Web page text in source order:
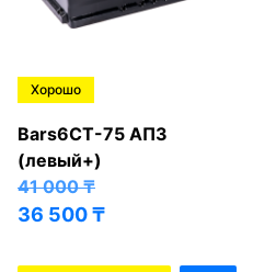
Хорошо
Bars6СТ-75 АПЗ
(левый+)
41 000₸
36 500₸